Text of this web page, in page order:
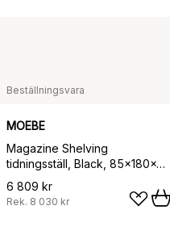
Beställningsvara
MOEBE
Magazine Shelving
tidningsställ, Black, 85x180x7
cm, MS.180.1
6 809 kr
Rek. 8 030 kr